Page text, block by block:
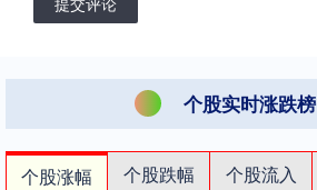
个股实时涨跌榜
个股涨幅 个股跌幅 个股流入